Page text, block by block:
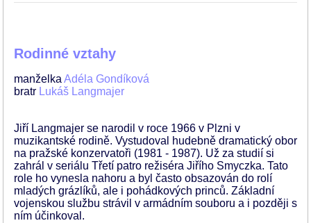
Rodinné vztahy
manželka Adéla Gondíková
bratr Lukáš Langmajer
Jiří Langmajer se narodil v roce 1966 v Plzni v
muzikantské rodině. Vystudoval hudebně dramatický obor
na pražské konzervatoři (1981 - 1987). Už za studií si
zahrál v seriálu Třetí patro režiséra Jiřího Smyczka. Tato
role ho vynesla nahoru a byl často obsazován do rolí
mladých grázlíků, ale i pohádkových princů. Základní
vojenskou službu strávil v armádním souboru a i později s
ním účinkoval.